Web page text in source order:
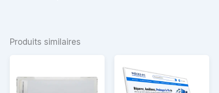
Produits similaires